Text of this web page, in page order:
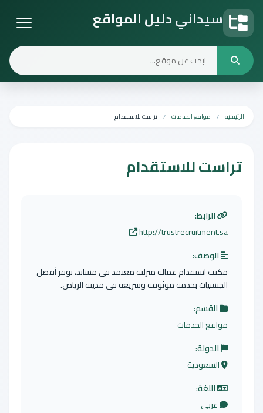
سيداني دليل المواقع
الرئيسية مواقع الخدمات تراست للاستقدام
تراست للاستقدام
الرابط:
http://trustrecruitment.sa
الوصف:
مكتب استقدام عمالة منزلية معتمد في مساند، يوفر أفضل
الجنسيات بخدمة موثوقة وسريعة في مدينة الرياض.
القسم:
مواقع الخدمات
الدولة:
السعودية
اللغة:
عربي